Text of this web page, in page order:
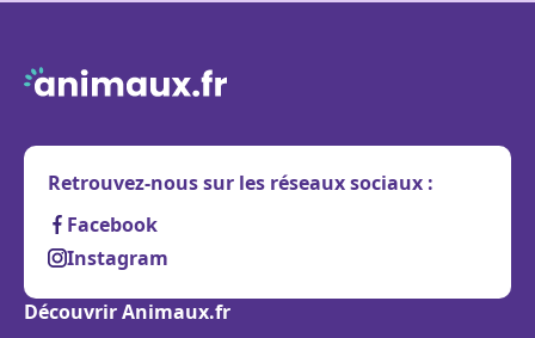
Retrouvez-nous sur les réseaux sociaux :
Facebook
Instagram
Découvrir Animaux.fr